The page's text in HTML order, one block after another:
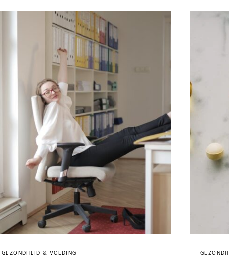
GEZONDHEID & VOEDING